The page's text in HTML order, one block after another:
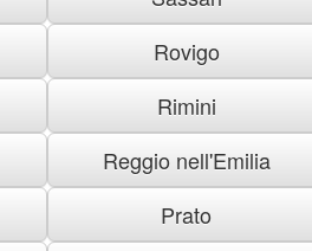
Rovigo
Rimini
Reggio nell'Emilia
Prato